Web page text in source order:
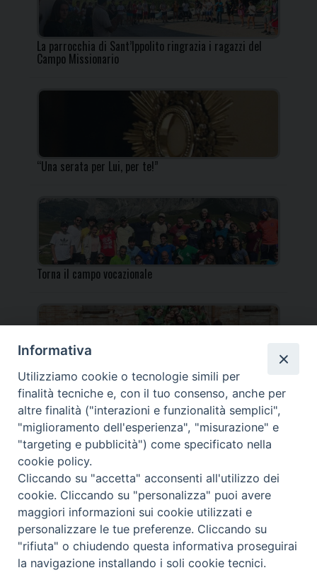
La parrocchia di Sant’Ippolito ringrazia i ragazzi del
Campo Missionario
“Una serata per Lui, per te!”
Torna il campo vocazionale
Torna il Campo Missionario Diocesano
_____________________________________________________
_____________________________
DIOCESI DI FANO FOSSOMBRONE CAGLI PERGOLA | Via Roma,
118 - 61032 FANO (PU) |
Tel. 0721 803737 o 826044 | Cod. Fiscale 90003900413
Note legali| Privacy
© TUTTI I DIRITTI RISERVATI
Informativa
Utilizziamo cookie o tecnologie simili per
finalità tecniche e, con il tuo consenso, anche per
altre finalità ("interazioni e funzionalità semplici",
"miglioramento dell'esperienza", "misurazione" e
"targeting e pubblicità") come specificato nella
cookie policy.
Cliccando su "accetta" acconsenti all'utilizzo dei
cookie. Cliccando su "personalizza" puoi avere
maggiori informazioni sui cookie utilizzati e
personalizzare le tue preferenze. Cliccando su
"rifiuta" o chiudendo questa informativa proseguirai
la navigazione installando i soli cookie tecnici.